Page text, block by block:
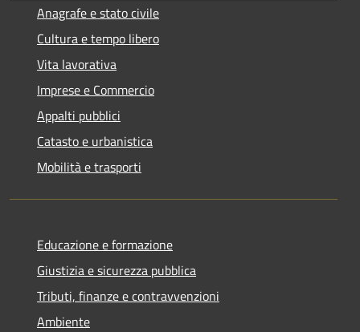
Anagrafe e stato civile
Cultura e tempo libero
Vita lavorativa
Imprese e Commercio
Appalti pubblici
Catasto e urbanistica
Mobilità e trasporti
Educazione e formazione
Giustizia e sicurezza pubblica
Tributi, finanze e contravvenzioni
Ambiente